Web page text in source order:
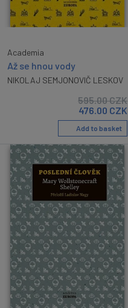
Academia
Až se hnou vody
NIKOLAJ SEMJONOVIČ LESKOV
595.00CZK
476.00 CZK
Add to basket